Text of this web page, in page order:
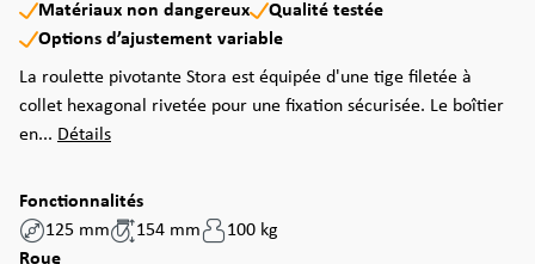
Matériaux non dangereux
Qualité testée
Options d’ajustement variable
La roulette pivotante Stora est équipée d'une tige filetée à
collet hexagonal rivetée pour une fixation sécurisée. Le boîtier
en... Détails
Fonctionnalités
125 mm
154 mm
100 kg
Sélectionnez
Roue